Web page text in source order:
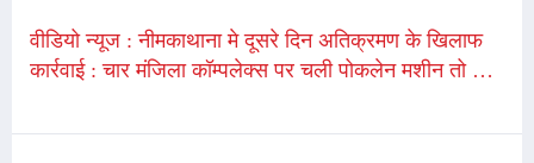
वीडियो न्यूज : नीमकाथाना मे दूसरे दिन अतिक्रमण के खिलाफ
कार्रवाई : चार मंजिला कॉम्पलेक्स पर चली पोकलेन मशीन तो जमा